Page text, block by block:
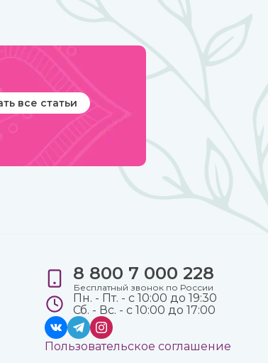
в ней специи и их сочетания
специально таким образом, чтобы не
удивительные вкусовые свойства
и оказывать благотворное влияние на
все статьи
8 800 7 000 228
Бесплатный звонок по России
Пн. - Пт. - с 10:00 до 19:30
Сб. - Вс. - с 10:00 до 17:00
Пользовательское соглашение